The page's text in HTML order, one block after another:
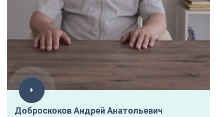
Доброскоков Андрей Анатольевич